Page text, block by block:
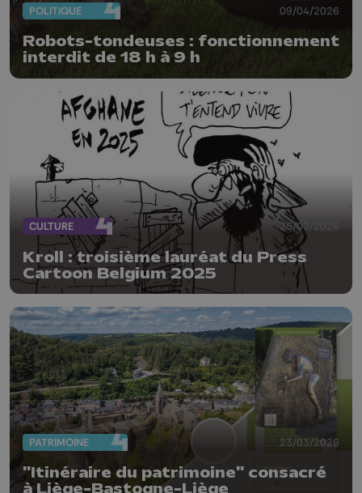
POLITIQUE 09/04/2026
Robots-tondeuses : fonctionnement
interdit de 18 h à 9 h
CULTURE 25/03/2026
Kroll : troisième lauréat du Press
Cartoon Belgium 2025
PATRIMOINE 23/03/2026
"Itinéraire du patrimoine" consacré
à Liège-Bastogne-Liège